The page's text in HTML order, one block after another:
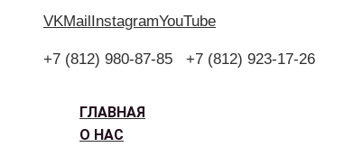
VKMailInstagramYouTube
+7 (812) 980-87-85 +7 (812) 923-17-26
ГЛАВНАЯ
О НАС